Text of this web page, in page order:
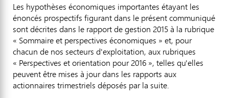
Les hypothèses économiques importantes étayant les
énoncés prospectifs figurant dans le présent communiqué
sont décrites dans le rapport de gestion 2015 à la rubrique
« Sommaire et perspectives économiques » et, pour
chacun de nos secteurs d'exploitation, aux rubriques
« Perspectives et orientation pour 2016 », telles qu'elles
peuvent être mises à jour dans les rapports aux
actionnaires trimestriels déposés par la suite.